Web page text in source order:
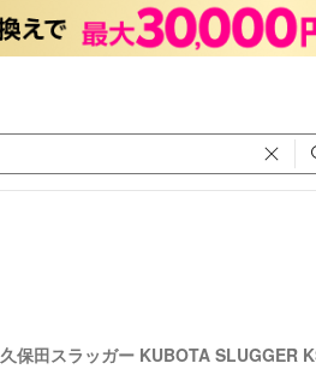
久保田スラッガー KUBOTA SLUGGER